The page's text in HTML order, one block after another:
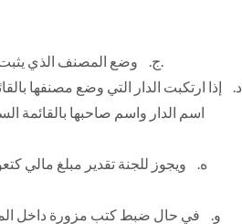
‌ج. وضع المصنف الذي يثبت مخالفته لحقوق الملكية الفكرية بالقائمة السوداء حتى تزول أسباب المخالفة.
‌د. إذا ارتكبت الدار التي وضع مصنفها
اسم الدار واسم صاحبها بالقائمة
‌ه. ويجوز للجنة تقدير مبلغ مالي
‌و. في حال ضبط كتب مزورة داخل